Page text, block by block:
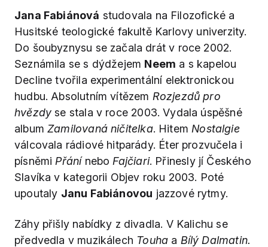
Jana Fabiánová studovala na Filozofické a
Husitské teologické fakultě Karlovy univerzity.
Do šoubyznysu se začala drát v roce 2002.
Seznámila se s dýdžejem Neem a s kapelou
Decline tvořila experimentální elektronickou
hudbu. Absolutním vítězem Rozjezdů pro
hvězdy se stala v roce 2003. Vydala úspěšné
albumZamilovaná ničitelka. Hitem Nostalgie
válcovala rádiové hitparády. Éter prozvučela i
písněmi Přánínebo Fajčiari. Přinesly jí Českého
Slavíka v kategorii Objev roku 2003. Poté
upoutaly Janu Fabiánovou jazzové rytmy.
Záhy přišly nabídky z divadla. V Kalichu se
předvedla v muzikálech Touha a Bílý Dalmatin.